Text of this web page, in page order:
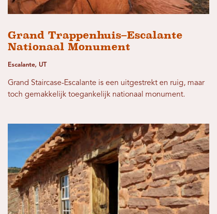
Grand Trappenhuis–Escalante
Nationaal Monument
Escalante, UT
Grand Staircase-Escalante is een uitgestrekt en ruig, maar
toch gemakkelijk toegankelijk nationaal monument.